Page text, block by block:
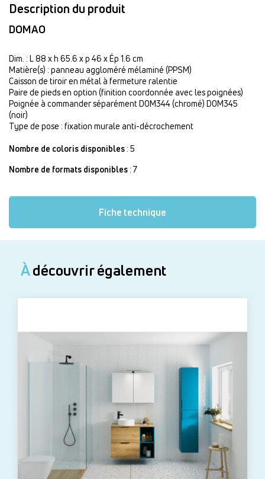
Description du produit
DOMAO
Dim. : L 88 x h 65.6 x p 46 x Ép 1.6 cm
Matière(s) : panneau aggloméré mélaminé (PPSM)
Caisson de tiroir en métal à fermeture ralentie
Paire de pieds en option (finition coordonnée avec les poignées)
Poignée à commander séparément DOM344 (chromé) DOM345
(noir)
Type de pose : fixation murale anti-décrochement
Nombre de coloris disponibles : 5
Nombre de formats disponibles : 7
Fiche technique
Àdécouvrir également